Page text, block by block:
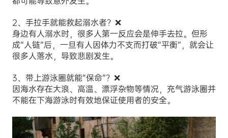
2、手拉手就能救起溺水者？❌
身边有人溺水时，很多人第一反应会是伸手去拉。但形
成“人链”后，一旦有人因体力不支而打破“平衡”，就会让
很多人落水，导致悲剧发生。
3、带上游泳圈就能“保命”？❌
因海水存在大浪、高温、漂浮杂物等情况，充气游泳圈并
不能在下海游泳时有效地保证使用者的安全。